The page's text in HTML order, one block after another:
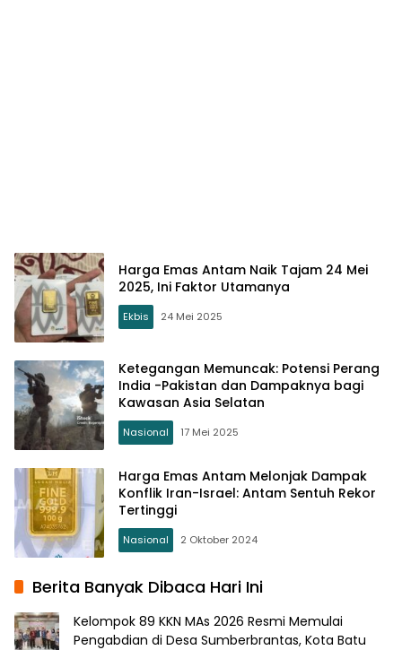
Harga Emas Antam Naik Tajam 24 Mei
2025, Ini Faktor Utamanya
Ekbis 24 Mei 2025
Ketegangan Memuncak: Potensi Perang
India -Pakistan dan Dampaknya bagi
Kawasan Asia Selatan
Nasional 17 Mei 2025
Harga Emas Antam Melonjak Dampak
Konflik Iran-Israel: Antam Sentuh Rekor
Tertinggi
Nasional 2 Oktober 2024
Berita Banyak Dibaca Hari Ini
Kelompok 89 KKN MAs 2026 Resmi Memulai
Pengabdian di Desa Sumberbrantas, Kota Batu